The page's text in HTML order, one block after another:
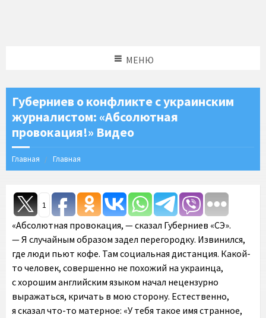
МЕНЮ
Губерниев о конфликте с украинским
журналистом: «Абсолютная
провокация!» Видео
Главная Главная
1
«Абсолютная провокация, — сказал Губерниев «СЭ».
— Я случайным образом задел перегородку. Извинился,
где люди пьют кофе. Там социальная дистанция. Какой-
то человек, совершенно не похожий на украинца,
с хорошим английским языком начал нецензурно
выражаться, кричать в мою сторону. Естественно,
я сказал что-то матерное: «У тебя такое имя странное,